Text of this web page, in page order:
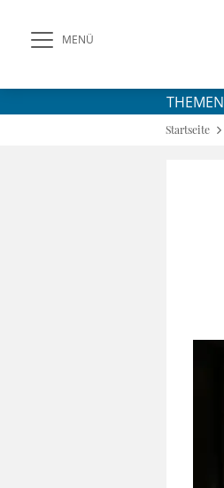
MENÜ
THEMEN
Startseite